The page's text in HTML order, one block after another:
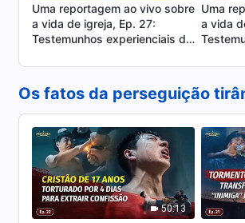
Uma reportagem ao vivo sobre
a vida de igreja, Ep. 27:
Testemunhos experienciais da
de Chiang Mai, Tailândia:
Experienciar o julgamento é
tão precioso
Uma
a vida
de El
senda
pecado
Os fatos da perseguição
50:13